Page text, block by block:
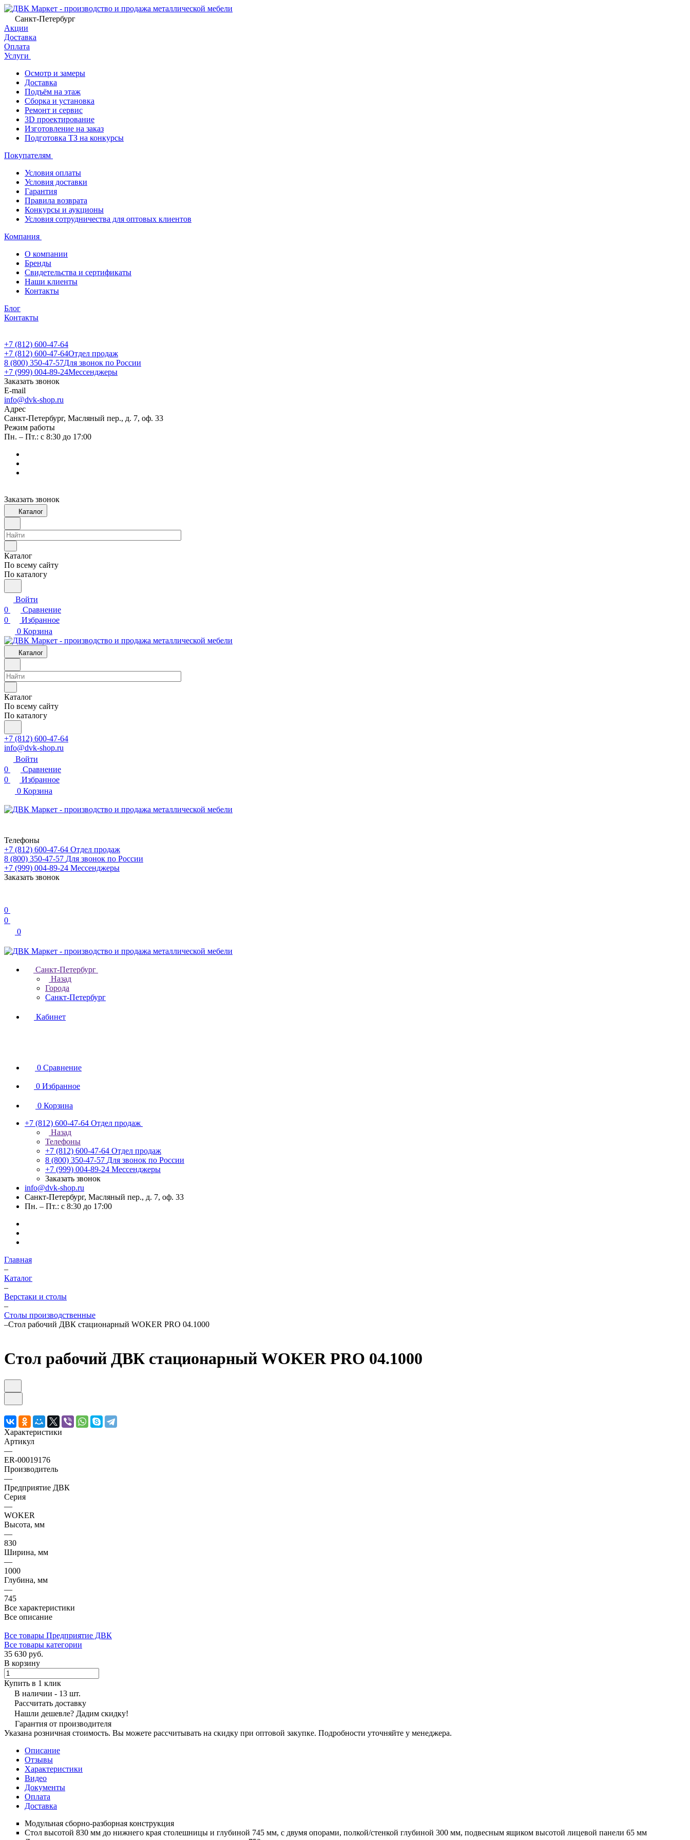
Санкт-Петербург
Акции
Доставка
Оплата
Услуги
Осмотр и замеры
Доставка
Подъём на этаж
Сборка и установка
Ремонт и сервис
3D проектирование
Изготовление на заказ
Подготовка ТЗ на конкурсы
Покупателям
Условия оплаты
Условия доставки
Гарантия
Правила возврата
Конкурсы и аукционы
Условия сотрудничества для оптовых клиентов
Компания
О компании
Бренды
Свидетельства и сертификаты
Наши клиенты
Контакты
Блог
Контакты
+7 (812) 600-47-64
+7 (812) 600-47-64Отдел продаж
8 (800) 350-47-57Для звонок по России
+7 (999) 004-89-24Мессенджеры
Заказать звонок
E-mail
info@dvk-shop.ru
Адрес
Санкт-Петербург, Масляный пер., д. 7, оф. 33
Режим работы
Пн. – Пт.: с 8:30 до 17:00
Заказать звонок
Каталог
Каталог
По всему сайту
По каталогу
Войти
0
Сравнение
0
Избранное
0 Корзина
Каталог
Каталог
По всему сайту
По каталогу
+7 (812) 600-47-64
info@dvk-shop.ru
Войти
0
Сравнение
0
Избранное
0 Корзина
Телефоны
+7 (812) 600-47-64 Отдел продаж
8 (800) 350-47-57 Для звонок по России
+7 (999) 004-89-24 Мессенджеры
Заказать звонок
0
0
0
Санкт-Петербург
Назад
Города
Санкт-Петербург
Кабинет
0 Сравнение
0 Избранное
0 Корзина
+7 (812) 600-47-64 Отдел продаж
Назад
Телефоны
+7 (812) 600-47-64 Отдел продаж
8 (800) 350-47-57 Для звонок по России
+7 (999) 004-89-24 Мессенджеры
Заказать звонок
info@dvk-shop.ru
Санкт-Петербург, Масляный пер., д. 7, оф. 33
Пн. – Пт.: с 8:30 до 17:00
Главная
–
Каталог
–
Верстаки и столы
–
Столы производственные
–Стол рабочий ДВК стационарный WOKER PRO 04.1000
Стол рабочий ДВК стационарный WOKER PRO 04.1000
Характеристики
Артикул
—
ER-00019176
Производитель
—
Предприятие ДВК
Серия
—
WOKER
Высота, мм
—
830
Ширина, мм
—
1000
Глубина, мм
—
745
Все характеристики
Все описание
Все товары Предприятие ДВК
Все товары категории
35 630 руб.
В корзину
Купить в 1 клик
В наличии - 13 шт.
Рассчитать доставку
Нашли дешевле? Дадим скидку!
Гарантия от производителя
Указана розничная стоимость. Вы можете рассчитывать на скидку при оптовой закупке. Подробности уточняйте у менеджера.
Описание
Отзывы
Характеристики
Видео
Документы
Оплата
Доставка
Модульная сборно-разборная конструкция
Стол высотой 830 мм до нижнего края столешницы и глубиной 745 мм, с двумя опорами, полкой/стенкой глубиной 300 мм, подвесным ящиком высотой лицевой панели 65 мм